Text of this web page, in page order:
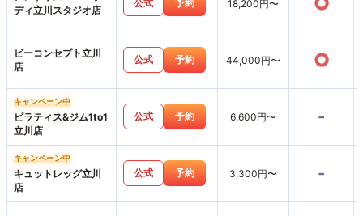
ディ立川スタジオ店
公式 予約 18,200円〜
ビーコンセプト立川
店
公式 予約 44,000円〜 ○
キャンペーン中
ピラティス&ジム1to1
立川店
公式 予約 6,600円〜 -
キャンペーン中
キュットレッグ立川
店
公式 予約 3,300円〜 -